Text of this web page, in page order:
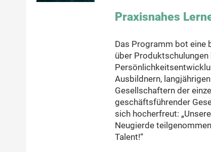
Praxisnahes
Das Programm bot eine
über Produktschulungen
Ausbildnern,
Gesellschaftern der
geschäftsführender
sich hocherfreut:
Neugierde
Talent!“